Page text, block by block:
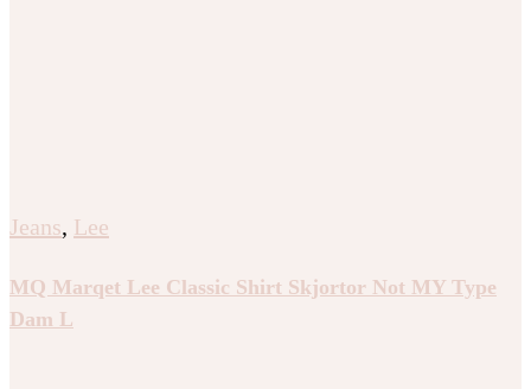
Jeans, Lee
MQ Marqet Lee Classic Shirt Skjortor Not MY Type
Dam L